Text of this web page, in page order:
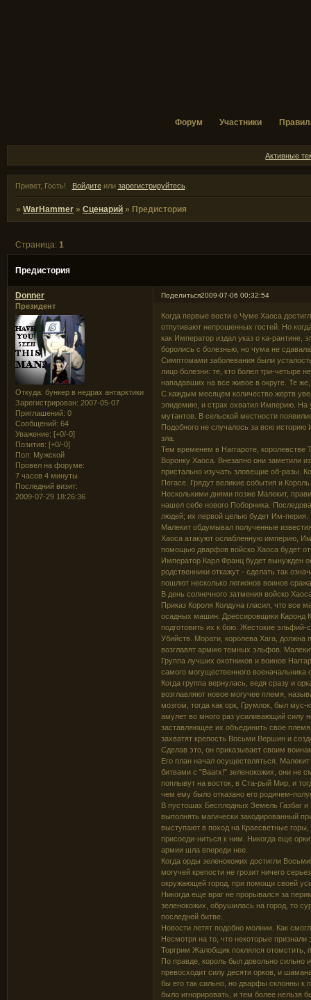
Форум Участники
Активные
Привет, Гость! Войдитеили зарегистрируйтесь.
»WarHammer »Сценарий » Предистория
Предистория
Страница:1
Поделиться2009-07-06 00:32:54
Donner
Президент
Откуда: бункер в недрах антарктики
Зарегистрирован: 2007-05-07
Приглашений: 0
Сообщений: 64
Уважение: [+0/-0]
Позитив: [+0/-0]
Пол: Мужской
Провел на форуме:
7 часов 4 минуты
Последний визит:
2009-07-29 18:26:36
Когда первые вести о Чуме Хаоса
отпугивают непрошенных гостей. Но
как Император издал указ о ка-
боролись с болезнью, но чума не
Симптомами заболевания были
лицо болезни: те, кто болел три-четыре
нападавших на все живое в округе. Те
С каждым месяцем количество жертв
эпидемию, и страх охватил Империю. На
мутантов. В сельской местности
Подобного не случалось за всю
зла.
Тем временем в Наггароте,
Воронку Хаоса. Внезапно они заметили
пристально изучать зловещие об-разы.
Пегасе. Грядут великие события и
Несколькими днями позже Малекит,
нашел себе нового Поборника.
людей; их первой целью будет Им-перия.
Малекит обдумывал полученные
Хаоса атакуют ослабленную империю,
помощью дварфов войско Хаоса будет
Император Карл Франц будет вынужден
родственники откажут - сделать так
пошлют несколько легионов воинов
В день солнечного затмения войско
Приказ Короля Колдуна гласил, что все
осадных машин. Дрессировщики Каронд
подготовить их к бою. Жестокие
Убийств. Морати, королева Хага,
возглавят армию темных эльфов.
Группа лучших охотников и воинов
самого могущественного военачальника
Когда группа вернулась, ведя сразу и
возглавляют новое могучее племя,
мозгом, тогда как орк, Грумлок, был мус-
амулет во много раз усиливающий силу
заставляющее их объединить свое
захватят крепость Восьми Вершин и
Сделав это, он приказывает своим
Его план начал осуществляться.
битвами с "Ваагх!" зеленокожих, они не
поплывут на восток, в Ста-рый Мир, и
чем ему было отказано его родичем-
В пустошах Бесплодных Земель Газбаг
выполнять магически закодированный
выступают в поход на Краесветные
присоеди-ниться к ним. Никогда еще
армии шла впереди нее.
Когда орды зеленокожих достигли
могучей крепости не грозит ничего
окружающей город, при помощи своей
Никогда еще враг не прорывался за
зеленокожих, обрушилась на город, то
последней битве.
Новости летят подобно молнии. Как
Несмотря на то, что некоторые
Торгрим Жалобщик поклялся отомстить,
По правде, король был довольно сильно
превосходит силу десяти орков, и
бы его так сильно, но дварфы склонны к
было игнорировать, и тем более нельзя